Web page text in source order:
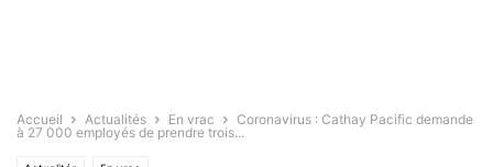
Accueil Actualités En vrac
Coronavirus : Cathay Pacific demande
à 27 000 employés de prendre trois...